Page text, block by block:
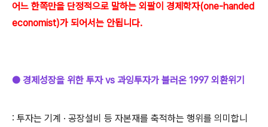
어느 한쪽만을 단정적으로 말하는 외팔이 경제학자(one-handed
economist)가 되어서는 안됩니다.
● 경제성장을 위한 투자 vs 과잉투자가 불러온 1997 외환위기
: 투자는 기계 · 공장설비 등 자본재를 축적하는 행위를 의미합니